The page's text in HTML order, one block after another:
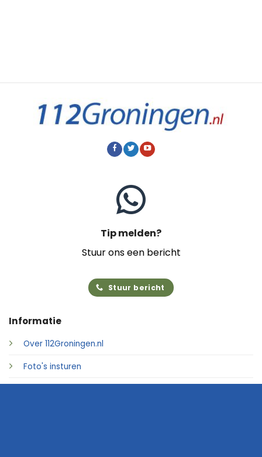
Informatie
Over 112Groningen.nl
Foto's insturen
Tip melden?
Stuur ons een bericht
Stuur bericht